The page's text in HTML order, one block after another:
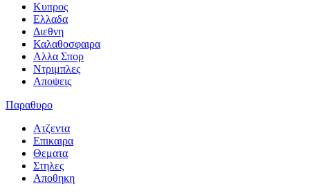
Κυπρος
Ελλαδα
Διεθνη
Καλαθοσφαιρα
Αλλα Σπορ
Ντριμπλες
Αποψεις
Παραθυρο
Ατζεντα
Επικαιρα
Θεματα
Στηλες
Αποθηκη